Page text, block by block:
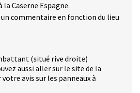
Caserne Espagne.
commentaire en fonction du lieu
(situé rive droite)
aussi aller sur le site de la
avis sur les panneaux à